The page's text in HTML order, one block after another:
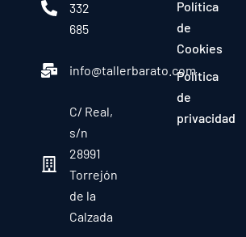
332
685
info@tallerbarato.com
C/ Real,
s/n
28991
Torrejón
de la
Calzada
Política
de
Cookies
Política
de
privacidad